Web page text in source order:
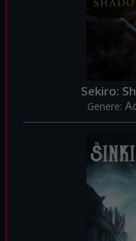
Sekiro:
Genere: